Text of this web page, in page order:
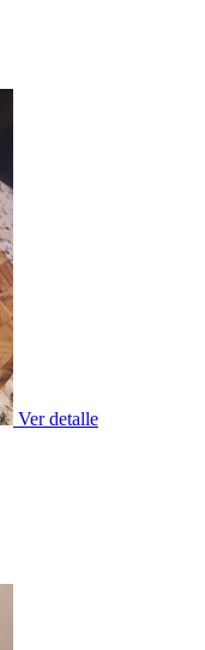
Ver detalle